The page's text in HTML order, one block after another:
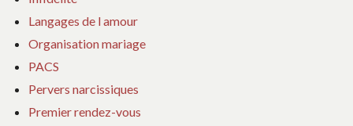
Langages de l amour
Organisation mariage
PACS
Pervers narcissiques
Premier rendez-vous